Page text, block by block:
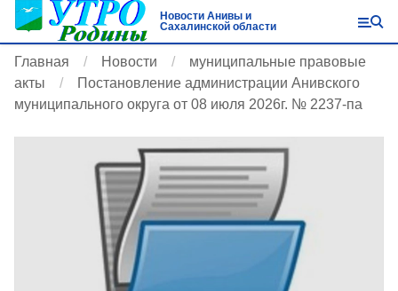
Новости Анивы и
Сахалинской области
Главная Новости
муниципальные правовые
акты
Постановление администрации Анивского
муниципального округа от 08 июля 2026г. № 2237-па